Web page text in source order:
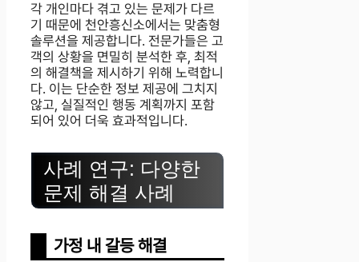
각 개인마다 겪고 있는 문제가 다르
기 때문에 천안흥신소에서는 맞춤형
솔루션을 제공합니다. 전문가들은 고
객의 상황을 면밀히 분석한 후, 최적
의 해결책을 제시하기 위해 노력합니
다. 이는 단순한 정보 제공에 그치지
않고, 실질적인 행동 계획까지 포함
되어 있어 더욱 효과적입니다.
사례 연구: 다양한
문제 해결 사례
가정 내 갈등 해결